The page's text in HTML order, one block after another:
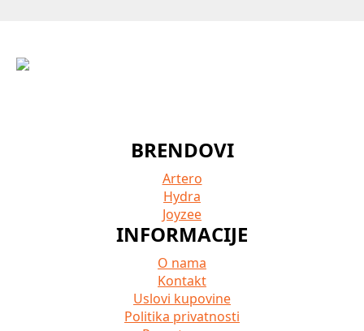
BRENDOVI
Artero
Hydra
Joyzee
INFORMACIJE
O nama
Kontakt
Uslovi kupovine
Politika privatnosti